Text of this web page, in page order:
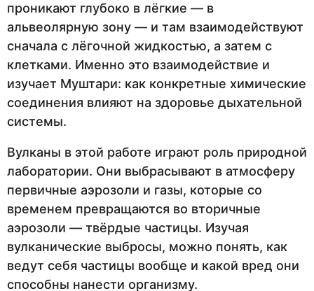
проникают глубоко в лёгкие — в
альвеолярную зону — и там взаимодействуют
сначала с лёгочной жидкостью, а затем с
клетками. Именно это взаимодействие и
изучает Муштари: как конкретные химические
соединения влияют на здоровье дыхательной
системы.
Вулканы в этой работе играют роль природной
лаборатории. Они выбрасывают в атмосферу
первичные аэрозоли и газы, которые со
временем превращаются во вторичные
аэрозоли — твёрдые частицы. Изучая
вулканические выбросы, можно понять, как
ведут себя частицы вообще и какой вред они
способны нанести организму.